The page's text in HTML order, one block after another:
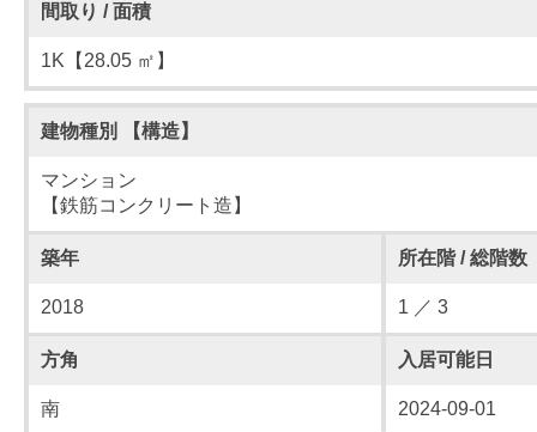
間取り / 面積
1K【28.05 ㎡】
建物種別 【構造】
マンション
【鉄筋コンクリート造】
築年 所在階 / 総階数
2018 1 ／ 3
方角 入居可能日
南 2024-09-01